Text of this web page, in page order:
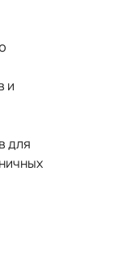
и
для